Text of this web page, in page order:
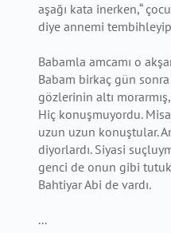
aşağı kata inerken,“
diye annemi
Babamla amcamı o
Babam birkaç gün sonra
gözlerinin altı
Hiç konuşmuyordu.
uzun uzun konuştular.
diyorlardı. Siyasi
genci de onun gibi
Bahtiyar Abi de vardı.
...